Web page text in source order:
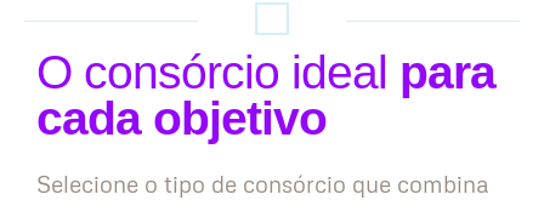
O consórcio ideal para
cada objetivo
Selecione o tipo de consórcio que combina